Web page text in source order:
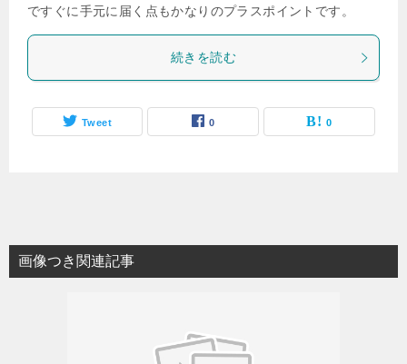
ですぐに手元に届く点もかなりのプラスポイントです。
続きを読む
Tweet 0 0
画像つき関連記事